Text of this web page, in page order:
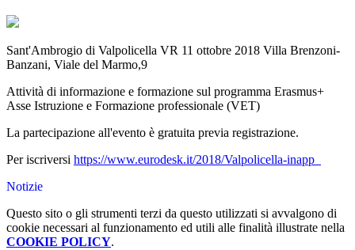
Sant'Ambrogio di Valpolicella VR 11 ottobre 2018 Villa Brenzoni-
Banzani, Viale del Marmo,9
Attività di informazione e formazione sul programma Erasmus+
Asse Istruzione e Formazione professionale (VET)
La partecipazione all'evento è gratuita previa registrazione.
Per iscriversi https://www.eurodesk.it/2018/Valpolicella-inapp
Notizie
Questo sito o gli strumenti terzi da questo utilizzati si avvalgono di
cookie necessari al funzionamento ed utili alle finalità illustrate nella
COOKIE POLICY.